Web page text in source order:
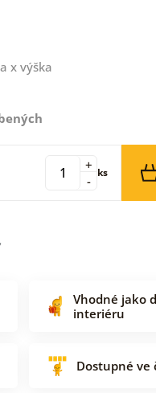
x výška
-
+ ks
Vhodné jako
interiéru
Dostupné ve